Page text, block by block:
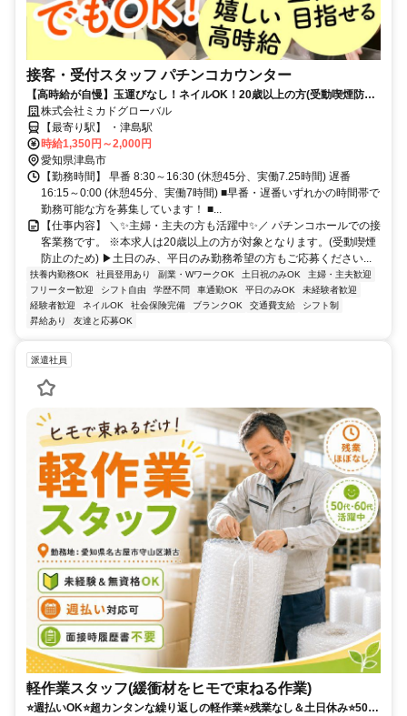
接客・受付スタッフ パチンコカウンター
【高時給が自慢】玉運びなし！ネイルOK！20歳以上の方(受動喫煙防止
法のため)
株式会社ミカドグローバル
【最寄り駅】 ・津島駅
時給1,350円～2,000円
愛知県津島市
【勤務時間】 早番 8:30～16:30 (休憩45分、実働7.25時間) 遅番
16:15～0:00 (休憩45分、実働7時間) ■早番・遅番いずれかの時間帯で
勤務可能な方を募集しています！ ■...
【仕事内容】 ＼✨️主婦・主夫の方も活躍中✨️／ パチンコホールでの接
客業務です。 ※本求人は20歳以上の方が対象となります。(受動喫煙
防止のため) ▶土日のみ、平日のみ勤務希望の方もご応募ください...
扶養内勤務OK 社員登用あり 副業・WワークOK 土日祝のみOK
主婦・主夫歓迎
フリーター歓迎
シフト自由 学歴不問 車通勤OK 平日のみOK
未経験者歓迎
経験者歓迎
ネイルOK 社会保険完備 ブランクOK 交通費支給
シフト制
昇給あり
友達と応募OK
派遣社員
軽作業スタッフ(緩衝材をヒモで束ねる作業)
⭐️週払いOK⭐️超カンタンな繰り返しの軽作業⭐️残業なし＆土日休み⭐️50